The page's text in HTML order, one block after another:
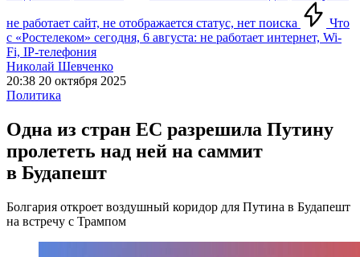
не работает сайт, не отображается статус, нет поиска
Что
с «Ростелеком» сегодня, 6 августа: не работает интернет, Wi-
Fi, IP-телефония
Николай Шевченко
20:38 20 октября 2025
Политика
Одна из стран ЕС разрешила Путину
пролететь над ней на саммит
в Будапешт
Болгария откроет воздушный коридор для Путина в Будапешт
на встречу с Трампом